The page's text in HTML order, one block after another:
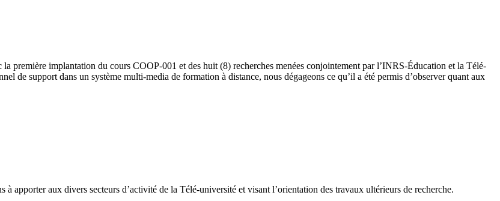
première implantation du cours COOP-001 et des huit (8) recherches menées conjointement par l’INRS-Éducation et la Télé-
de support dans un système multi-media de formation à distance, nous dégageons ce qu’il a été permis d’observer quant aux
apporter aux divers secteurs d’activité de la Télé-université et visant l’orientation des travaux ultérieurs de recherche.